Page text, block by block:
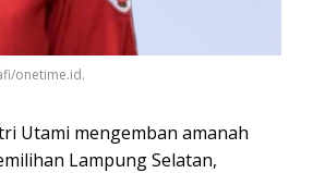
onetime.id.
Utami mengemban amanah
Lampung Selatan,